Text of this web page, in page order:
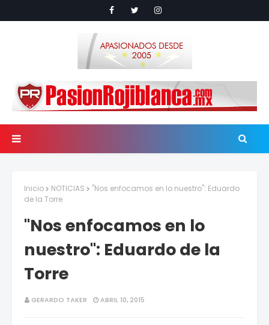
Inicio NOTICIAS
"Nos enfocamos en lo nuestro": Eduardo
de la Torre
"Nos enfocamos en lo
nuestro": Eduardo de la
Torre
GERARDO TAKER ABRIL 10, 2015